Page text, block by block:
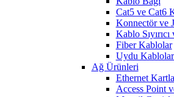
Cat5 ve Cat6
Konnectör ve
Kablo
Fiber Kablolar
Uydu
Ağ Ürünleri
Ethernet
Access Point